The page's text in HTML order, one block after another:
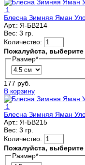
1
Блесна Зимняя Яман
Арт.: Я-БВ214
Вес: 3 гр.
Количество:
Пожалуйста,
Размер*
177 руб.
В корзину
1
Блесна Зимняя Яман
Арт.: Я-БВ215
Вес: 3 гр.
Количество:
Пожалуйста,
Размер*